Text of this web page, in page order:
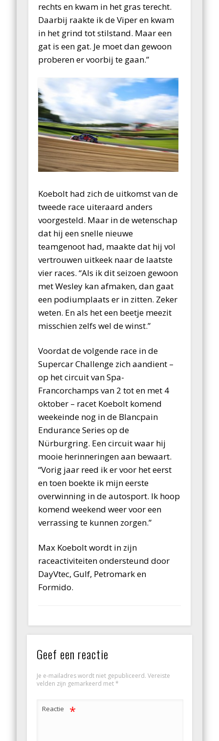
rechts en kwam in het gras terecht.
Daarbij raakte ik de Viper en kwam
in het grind tot stilstand. Maar een
gat is een gat. Je moet dan gewoon
proberen er voorbij te gaan.”
Koebolt had zich de uitkomst van de
tweede race uiteraard anders
voorgesteld. Maar in de wetenschap
dat hij een snelle nieuwe
teamgenoot had, maakte dat hij vol
vertrouwen uitkeek naar de laatste
vier races. “Als ik dit seizoen gewoon
met Wesley kan afmaken, dan gaat
een podiumplaats er in zitten. Zeker
weten. En als het een beetje meezit
misschien zelfs wel de winst.”
Voordat de volgende race in de
Supercar Challenge zich aandient –
op het circuit van Spa-
Francorchamps van 2 tot en met 4
oktober – racet Koebolt komend
weekeinde nog in de Blancpain
Endurance Series op de
Nürburgring. Een circuit waar hij
mooie herinneringen aan bewaart.
“Vorig jaar reed ik er voor het eerst
en toen boekte ik mijn eerste
overwinning in de autosport. Ik hoop
komend weekend weer voor een
verrassing te kunnen zorgen.”
Max Koebolt wordt in zijn
raceactiviteiten ondersteund door
DayVtec, Gulf, Petromark en
Formido.
Geef een reactie
Je e-mailadres wordt niet gepubliceerd. Vereiste
velden zijn gemarkeerd met*
Reactie *